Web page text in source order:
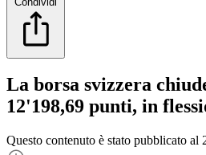
La borsa svizzera
12'198,69 punti, in
Questo contenuto è stato pubblicato al